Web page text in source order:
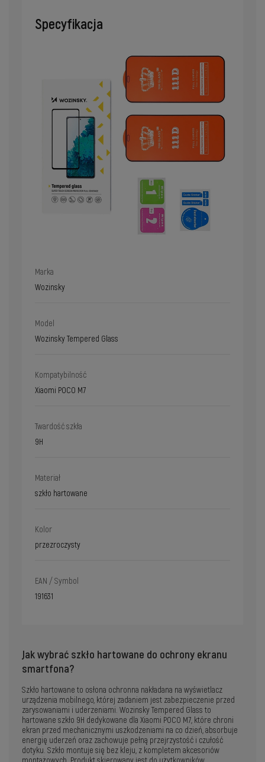
Specyfikacja
Marka
Wozinsky
Model
Wozinsky Tempered Glass
Kompatybilność
Xiaomi POCO M7
Twardość szkła
9H
Materiał
szkło hartowane
Kolor
przezroczysty
EAN / Symbol
191631
Jak wybrać szkło hartowane do ochrony ekranu
smartfona?
Szkło hartowane to osłona ochronna nakładana na wyświetlacz
urządzenia mobilnego, której zadaniem jest zabezpieczenie przed
zarysowaniami i uderzeniami. Wozinsky Tempered Glass to
hartowane szkło 9H dedykowane dla Xiaomi POCO M7, które chroni
ekran przed mechanicznymi uszkodzeniami na co dzień, absorbuje
energię uderzeń oraz zachowuje pełną przejrzystość i czułość
dotyku. Szkło montuje się bez kleju, z kompletem akcesoriów